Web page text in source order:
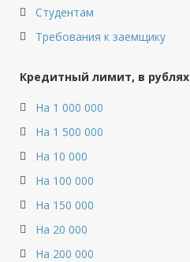
Студентам
Требования к заемщику
Кредитный лимит, в рублях
На 1 000 000
На 1 500 000
На 10 000
На 100 000
На 150 000
На 20 000
На 200 000